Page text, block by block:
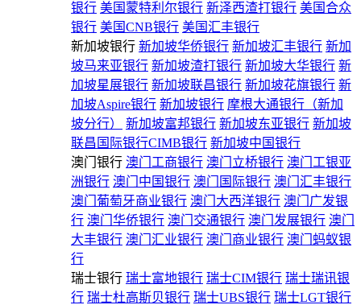
银行 美国蒙特利尔银行 新泽西渣打银行 美国合众
银行 美国CNB银行 美国汇丰银行
新加坡银行 新加坡华侨银行 新加坡汇丰银行 新加
坡马来亚银行 新加坡渣打银行 新加坡大华银行 新
加坡星展银行 新加坡联昌银行 新加坡花旗银行 新
加坡Aspire银行 新加坡银行 摩根大通银行（新加
坡分行）
新加坡富邦银行 新加坡东亚银行 新加坡
联昌国际银行CIMB银行 新加坡中国银行
澳门银行 澳门工商银行 澳门立桥银行 澳门工银亚
洲银行 澳门中国银行 澳门国际银行 澳门汇丰银行
澳门葡萄牙商业银行 澳门大西洋银行 澳门广发银
行 澳门华侨银行 澳门交通银行 澳门发展银行 澳门
大丰银行 澳门汇业银行 澳门商业银行 澳门蚂蚁银
行
瑞士银行 瑞士富地银行 瑞士CIM银行 瑞士瑞讯银
行 瑞士杜高斯贝银行 瑞士UBS银行 瑞士LGT银行